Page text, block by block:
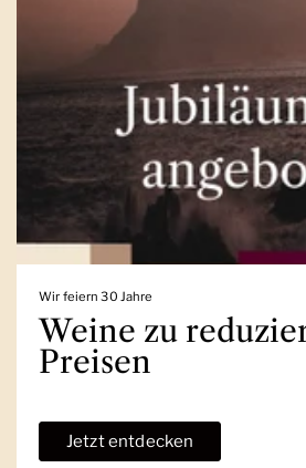
Wir feiern 30 Jahre
Weine zu
Preisen
Jetzt entdecken